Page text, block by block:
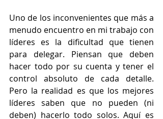
Uno de los inconvenientes que más a
menudo encuentro en mi trabajo con
líderes es la dificultad que tienen
para delegar. Piensan que deben
hacer todo por su cuenta y tener el
control absoluto de cada detalle.
Pero la realidad es que los mejores
líderes saben que no pueden (ni
deben) hacerlo todo solos. Aquí es